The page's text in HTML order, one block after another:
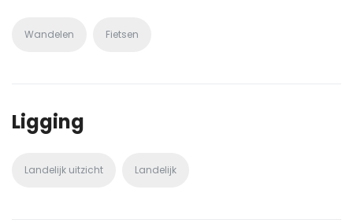
Wandelen Fietsen
Ligging
Landelijk uitzicht Landelijk